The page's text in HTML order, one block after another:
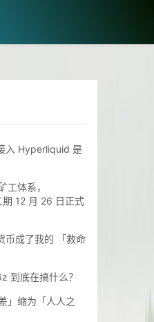
入 Hyperliquid 是
工体系，
期 12 月 26 日正式
币成了我的 「救命
到底在搞什么？
」缩为「人人之